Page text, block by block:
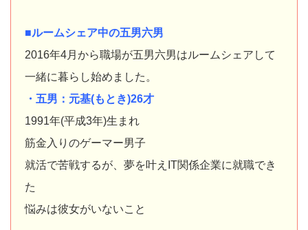
■ルームシェア中の五男六男
2016年4月から職場が五男六男はルームシェアして
一緒に暮らし始めました。
・五男：元基(もとき)26才
1991年(平成3年)生まれ
筋金入りのゲーマー男子
就活で苦戦するが、夢を叶えIT関係企業に就職でき
た
悩みは彼女がいないこと